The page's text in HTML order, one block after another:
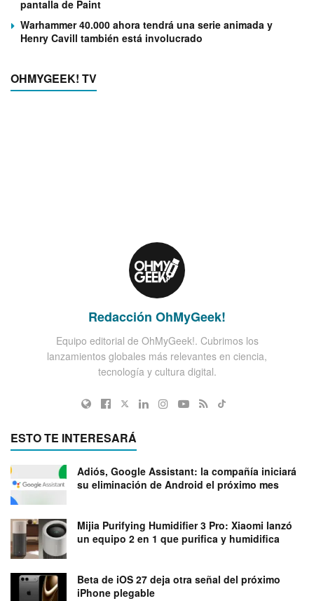
pantalla de Paint
Warhammer 40.000 ahora tendrá una serie animada y
Henry Cavill también está involucrado
OHMYGEEK! TV
Redacción OhMyGeek!
Equipo editorial de OhMyGeek!. Cubrimos los
lanzamientos globales más relevantes en ciencia,
tecnología y cultura digital.
ESTO TE INTERESARÁ
Adiós, Google Assistant: la compañía iniciará
su eliminación de Android el próximo mes
Mijia Purifying Humidifier 3 Pro: Xiaomi lanzó
un equipo 2 en 1 que purifica y humidifica
Beta de iOS 27 deja otra señal del próximo
iPhone plegable